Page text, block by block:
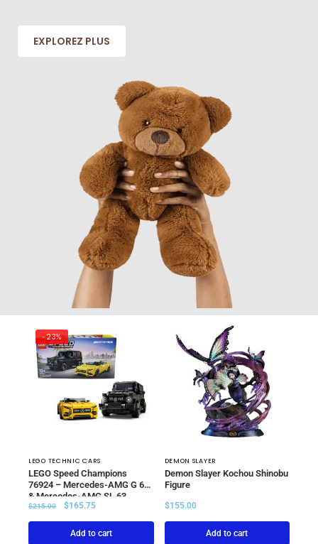
EXPLOREZ PLUS
-23%
LEGO TECHNIC CARS
LEGO Speed Champions
76924 – Mercedes-AMG G 63
& Mercedes-AMG SL 63
Double Pack
$215.00 $165.75
Add to cart
DEMON SLAYER
Demon Slayer Kochou Shinobu
Figure
$155.00
Add to cart